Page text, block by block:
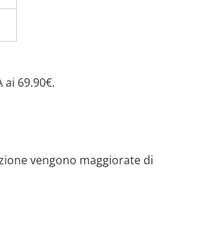
ai 69.90€.
vengono maggiorate di